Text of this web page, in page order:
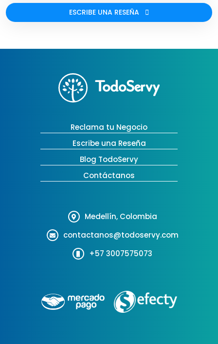
ESCRIBE UNA RESEÑA
Reclama tu Negocio
Escribe una Reseña
Blog TodoServy
Contáctanos
Medellín, Colombia
contactanos@todoservy.com
+57 3007575073